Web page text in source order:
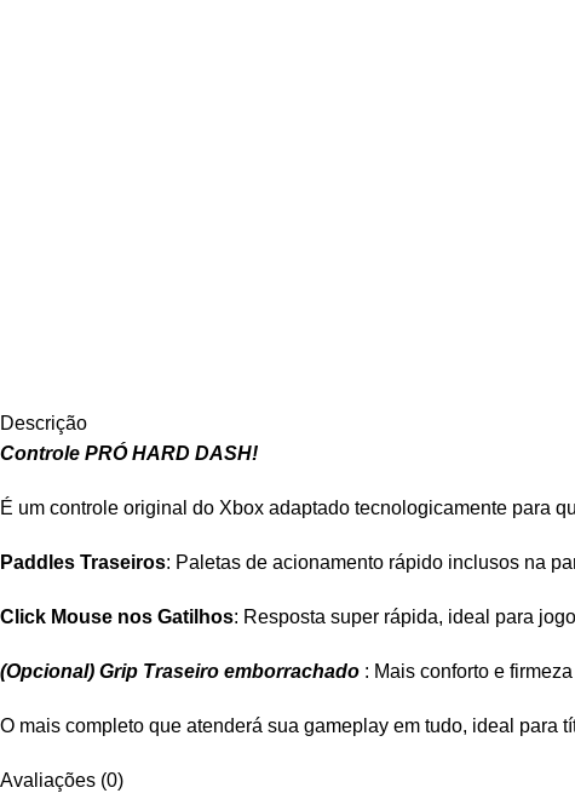
Descrição
Controle PRÓ HARD DASH!
É um controle original do Xbox adaptado tecnologicamente para
Paddles Traseiros: Paletas de acionamento rápido inclusos na
Click Mouse nos Gatilhos: Resposta super rápida, ideal para
(Opcional) Grip Traseiro emborrachado : Mais conforto e
O mais completo que atenderá sua gameplay em tudo, ideal para
Avaliações (0)